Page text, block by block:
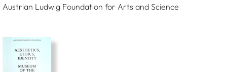
Austrian Ludwig Foundation for Arts and Science